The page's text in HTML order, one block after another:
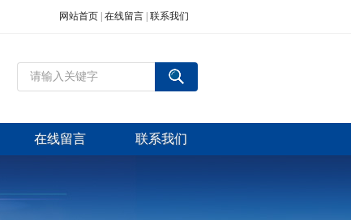
网站首页 在线留言 联系我们
在线留言 联系我们